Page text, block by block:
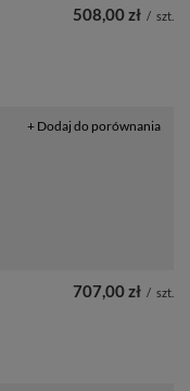
508,00 zł / szt.
707,00 zł / szt.
+ Dodaj do porównania